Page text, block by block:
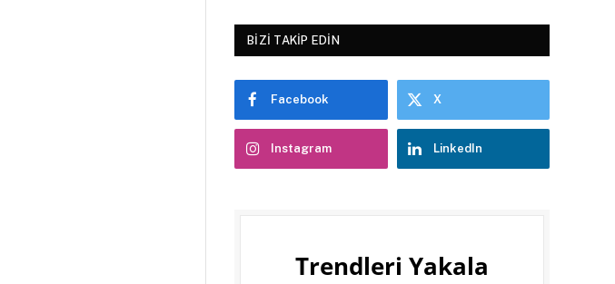
BIZI TAKIP EDIN
Facebook X
Instagram LinkedIn
Trendleri Yakala